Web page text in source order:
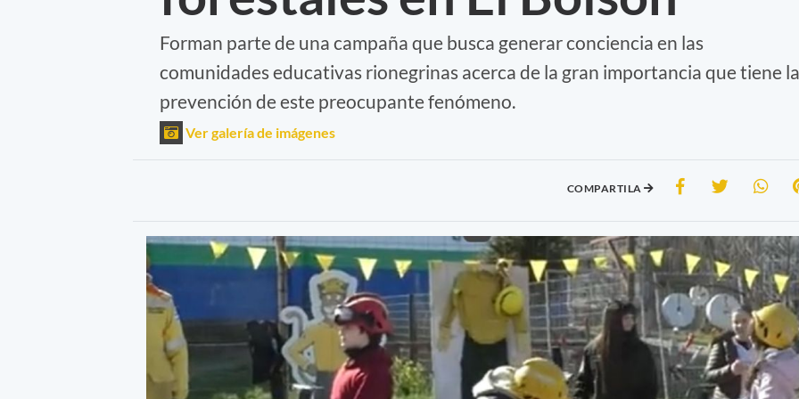
Forman parte de una campaña que busca generar conciencia en las
comunidades educativas rionegrinas acerca de la gran importancia que tiene la
prevención de este preocupante fenómeno.
Ver galería de imágenes
COMPARTILA